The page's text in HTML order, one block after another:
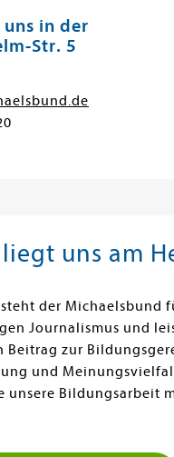
uns in der
Str. 5
uns am
der Michaelsbund
Journalismus und
Beitrag zur
und
unsere Bildungsarbeit